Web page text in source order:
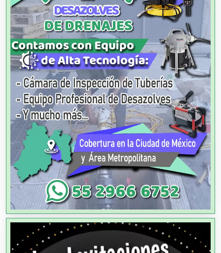
Agencias de Autos
Agencias de Cobranza
Agencias de Colocación
Agencias de Modelos
Agencias de Publicidad
Agencias de Viajes
Agricultores